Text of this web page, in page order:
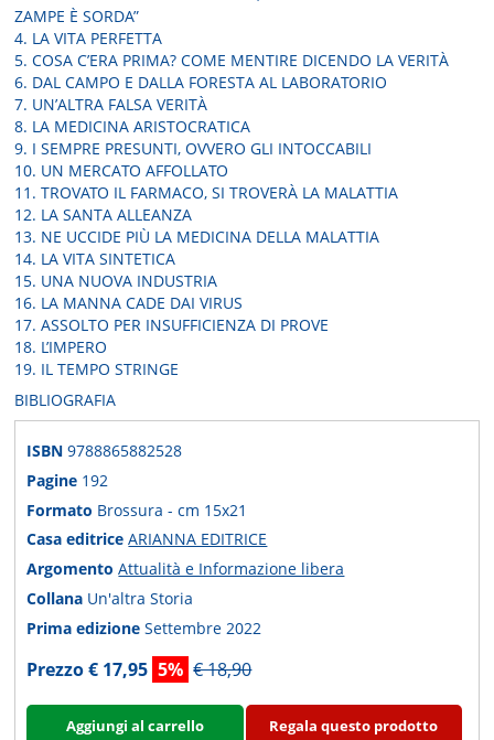
ZAMPE È SORDA”
4. LA VITA PERFETTA
5. COSA C’ERA PRIMA? COME MENTIRE DICENDO LA VERITÀ
6. DAL CAMPO E DALLA FORESTA AL LABORATORIO
7. UN’ALTRA FALSA VERITÀ
8. LA MEDICINA ARISTOCRATICA
9. I SEMPRE PRESUNTI, OVVERO GLI INTOCCABILI
10. UN MERCATO AFFOLLATO
11. TROVATO IL FARMACO, SI TROVERÀ LA MALATTIA
12. LA SANTA ALLEANZA
13. NE UCCIDE PIÙ LA MEDICINA DELLA MALATTIA
14. LA VITA SINTETICA
15. UNA NUOVA INDUSTRIA
16. LA MANNA CADE DAI VIRUS
17. ASSOLTO PER INSUFFICIENZA DI PROVE
18. L’IMPERO
19. IL TEMPO STRINGE
BIBLIOGRAFIA
ISBN9788865882528
Pagine 192
Formato Brossura - cm 15x21
Casa editriceARIANNA EDITRICE
ArgomentoAttualità e Informazione libera
Collana Un'altra Storia
Prima edizioneSettembre 2022
Prezzo € 17,95 5% € 18,90
Aggiungi al carrello Regala questo prodotto